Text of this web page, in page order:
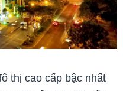
thị cao cấp bậc nhất